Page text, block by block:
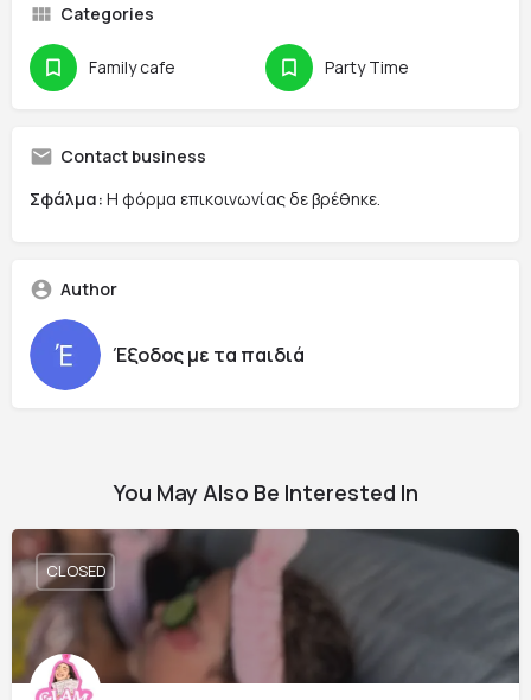
Categories
Family cafe Party Time
Contact business
Σφάλμα: Η φόρμα επικοινωνίας δε βρέθηκε.
Author
Έξοδος με τα παιδιά
You May Also Be Interested In
CLOSED